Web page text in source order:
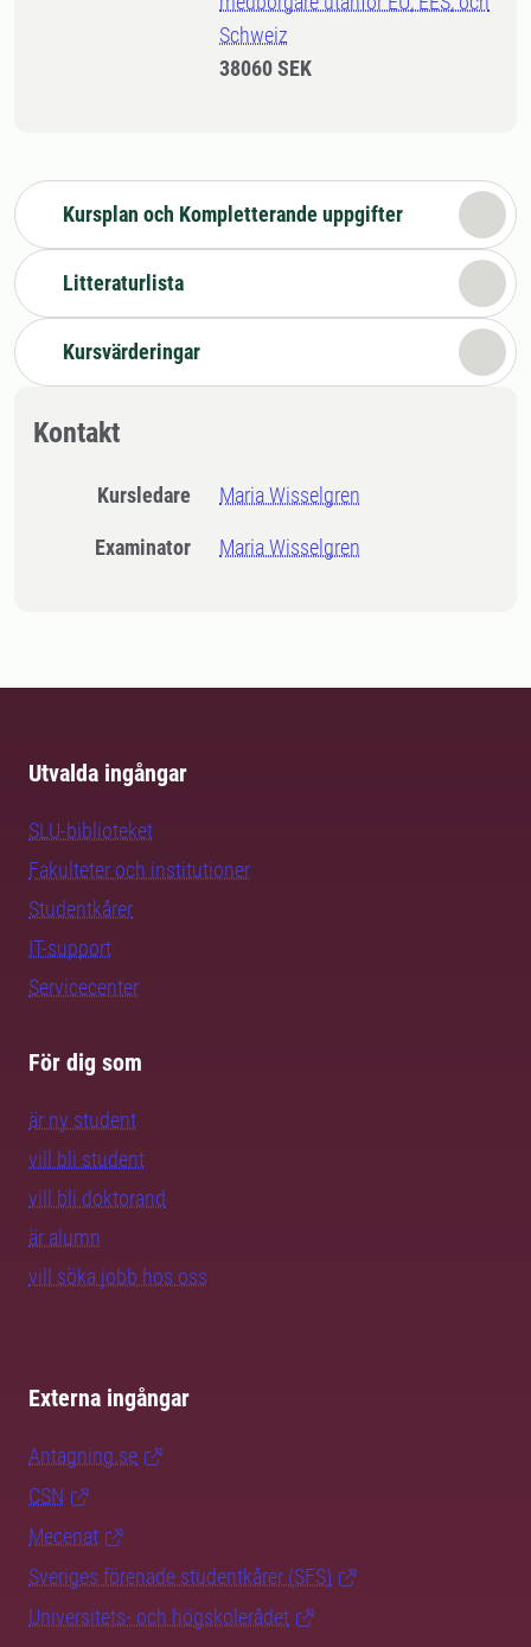
Schweiz
38060 SEK
Kursplan och Kompletterande uppgifter
Litteraturlista
Kursvärderingar
Kontakt
Kursledare Maria Wisselgren
Examinator Maria Wisselgren
Utvalda ingångar
SLU-biblioteket
Fakulteter och institutioner
Studentkårer
IT-support
Servicecenter
För dig som
är ny student
vill bli student
vill bli doktorand
är alumn
vill söka jobb hos oss
Externa ingångar
Antagning.se
CSN
Mecenat
Sveriges förenade studentkårer (SFS)
Universitets- och högskolerådet